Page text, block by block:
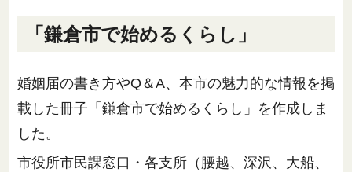
「鎌倉市で始めるくらし」
婚姻届の書き方やQ＆A、本市の魅力的な情報を掲
載した冊子「鎌倉市で始めるくらし」を作成しま
した。
市役所市民課窓口・各支所（腰越、深沢、大船、